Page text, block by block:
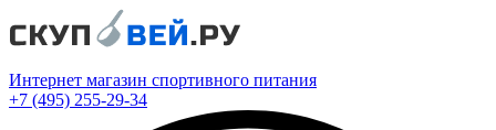
Интернет магазин спортивного питания
+7 (495) 255-29-34